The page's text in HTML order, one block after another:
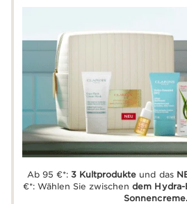
Ab 95 €*:3 Kultprodukte und das
€*: Wählen Sie zwischendem Hydra-
Sonnencreme.